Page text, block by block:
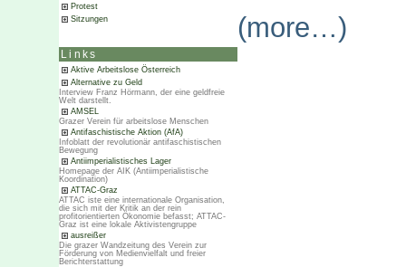
Protest
Sitzungen
Links
Aktive Arbeitslose Österreich
Alternative zu Geld
Interview Franz Hörmann, der eine geldfreie
Welt darstellt.
AMSEL
Grazer Verein für arbeitslose Menschen
Antifaschistische Aktion (AfA)
Infoblatt der revolutionär antifaschistischen
Bewegung
Antiimperialistisches Lager
Homepage der AIK (Antiimperialistische
Koordination)
ATTAC-Graz
ATTAC iste eine internationale Organisation,
die sich mit der Kritik an der rein
profitorientierten Ökonomie befasst; ATTAC-
Graz ist eine lokale Aktivistengruppe
ausreißer
Die grazer Wandzeitung des Verein zur
Förderung von Medienvielfalt und freier
Berichterstattung
(more…)